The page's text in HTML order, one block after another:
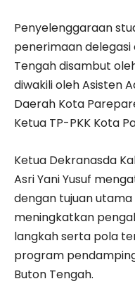
Penyelenggaraan
penerimaan
Tengah disambut
diwakili oleh Asisten
Daerah Kota
Ketua TP-PKK Kota
Ketua Dekranasda
Asri Yani Yusuf
dengan tujuan
meningkatkan
langkah serta pola
program
Buton Tengah.